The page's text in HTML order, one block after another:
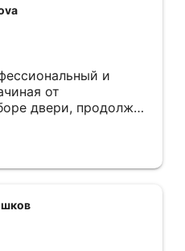
Рекомендую!
и
от
двери, продолжая
завершая быстрой и
спасибо!
в дальнейшем, по